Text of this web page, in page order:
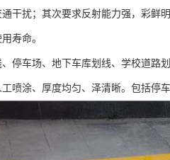
干扰；其次要求反射能力强，彩鲜
寿命。
停车场、地下车库划线、学校道路
喷涂、厚度均匀、泽清晰。包括停